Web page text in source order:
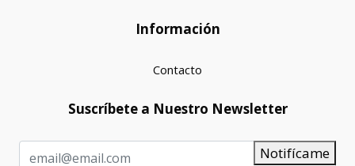
Información
Contacto
Suscríbete a Nuestro Newsletter
Notifícame